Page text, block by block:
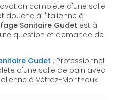
complète d'une salle
douche à l'italienne à
Sanitaire Gudet est à
question et demande de
Gudet : Professionnel
d'une salle de bain avec
à Vétraz-Monthoux